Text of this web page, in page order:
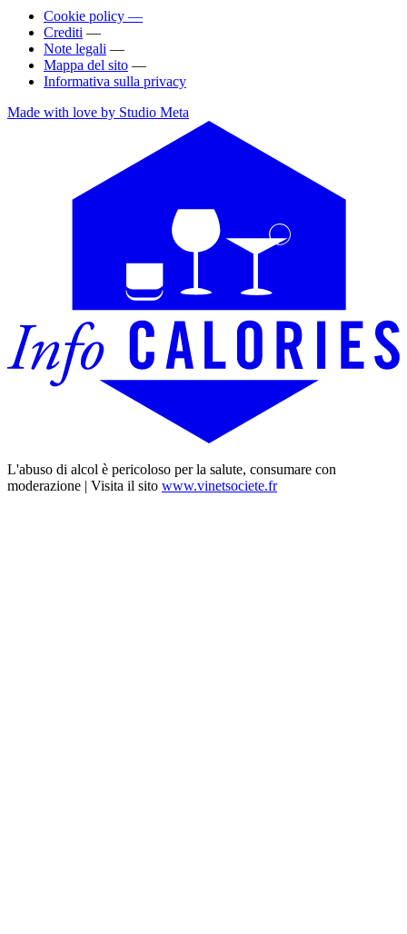
Cookie policy —
Crediti —
Note legali —
Mappa del sito —
Informativa sulla privacy
Made with love by Studio Meta
L'abuso di alcol è pericoloso per la salute, consumare con
moderazione | Visita il sito www.vinetsociete.fr